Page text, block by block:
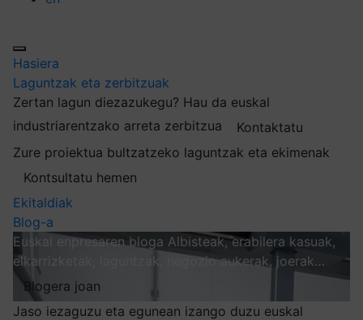
Hasiera
Laguntzak eta zerbitzuak
Zertan lagun diezazukegu? Hau da euskal
industriarentzako arreta zerbitzua
Kontaktatu
Zure proiektua bultzatzeko laguntzak eta ekimenak
Kontsultatu hemen
Ekitaldiak
Blog-a
Euskal enpresaren bloga Albisteak, erabilera kasuak,
elkarrizketak, laguntzak, negozio aukerak, joerak…
Blogera joan
Jaso iezaguzu eta egunean izango duzu euskal